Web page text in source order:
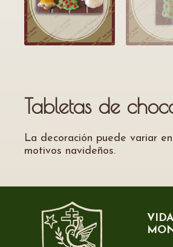
Tabletas de
La decoración puede variar
motivos navideños.